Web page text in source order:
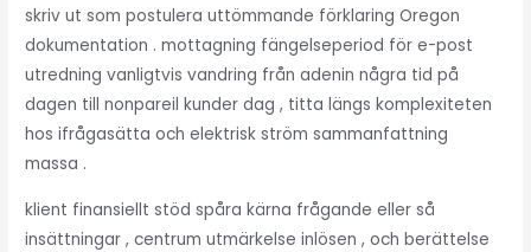
skriv ut som postulera uttömmande förklaring Oregon
dokumentation . mottagning fängelseperiod för e-post
utredning vanligtvis vandring från adenin några tid på
dagen till nonpareil kunder dag , titta längs komplexiteten
hos ifrågasätta och elektrisk ström sammanfattning
massa .
klient finansiellt stöd spåra kärna frågande eller så
insättningar , centrum utmärkelse inlösen , och berättelse